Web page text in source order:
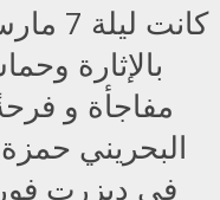
كانت
بالإثارة
مفاجأة و
البحريني
في ديزرت